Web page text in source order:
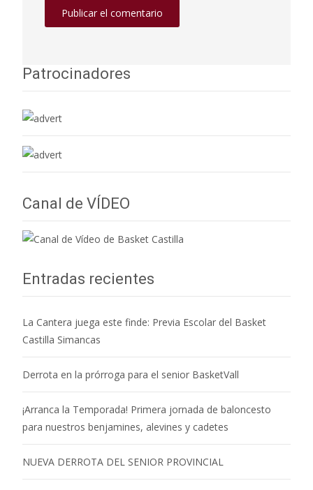
Patrocinadores
Canal de VÍDEO
Entradas recientes
La Cantera juega este finde: Previa Escolar del Basket
Castilla Simancas
Derrota en la prórroga para el senior BasketVall
¡Arranca la Temporada! Primera jornada de baloncesto
para nuestros benjamines, alevines y cadetes
NUEVA DERROTA DEL SENIOR PROVINCIAL